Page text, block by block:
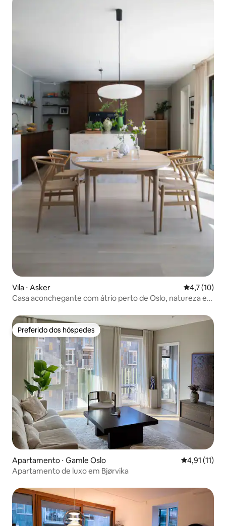
Vila ⋅ Asker 4,7 de uma
4,7 (10)
Casa aconchegante com átrio perto de Oslo, natureza e
Preferido dos hóspedes
Preferido dos hóspedes
Apartamento ⋅ Gamle Oslo 4,91 de uma
4,91 (11)
Apartamento de luxo em Bjørvika